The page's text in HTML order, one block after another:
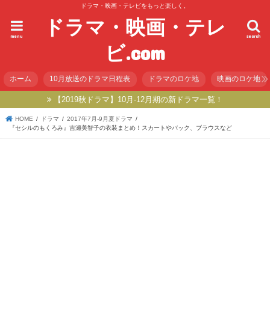
ドラマ・映画・テレビをもっと楽しく。
ドラマ・映画・テレ
ビ.com
search
menu
ホーム 10月放送のドラマ日程表 ドラマのロケ地 映画のロケ地
【2019秋ドラマ】10月-12月期の新ドラマ一覧！
HOME ドラマ
2017年7月-9月夏ドラマ
『セシルのもくろみ』吉瀬美智子の衣装まとめ！スカートやバック、ブラウスなど